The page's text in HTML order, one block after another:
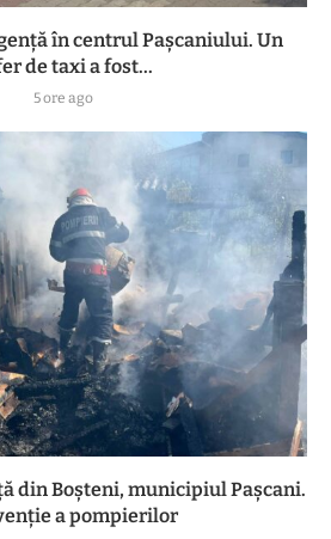
în centrul Pașcaniului. Un
de taxi a fost...
5 ore ago
din Boșteni, municipiul Pașcani.
a pompierilor